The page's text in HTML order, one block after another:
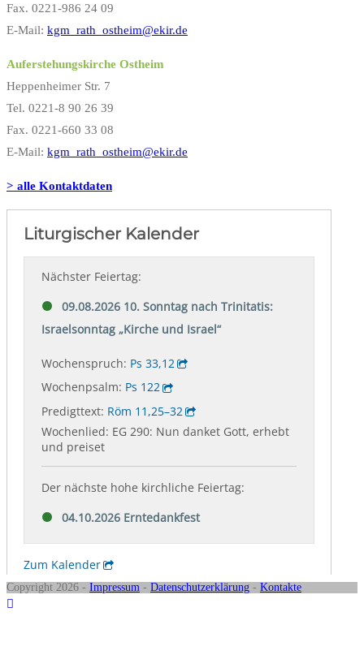
Fax. 0221-986 24 09
E-Mail: kgm_rath_ostheim@ekir.de
Auferstehungskirche Ostheim
Heppenheimer Str. 7
Tel. 0221-8 90 26 39
Fax. 0221-660 33 08
E-Mail: kgm_rath_ostheim@ekir.de
> alle Kontaktdaten
Copyright 2026 - Impressum - Datenschutzerklärung - Kontakte